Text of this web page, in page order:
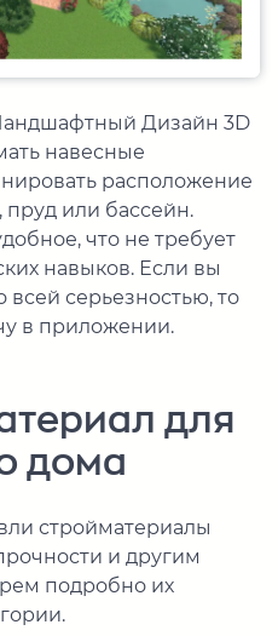
Дизайн 3D
навесные
расположение
пруд или бассейн.
что не требует
навыков. Если вы
всей серьезностью, то
в приложении.
для
дома
стройматериалы
и другим
подробно их